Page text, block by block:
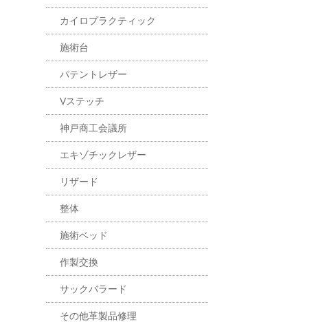
カイロプラクティック
施術台
パテントレザー
Vステッチ
神戸商工会議所
エキゾチックレザー
リザード
整体
施術ベッド
作製交換
サックバラード
その他革製品修理